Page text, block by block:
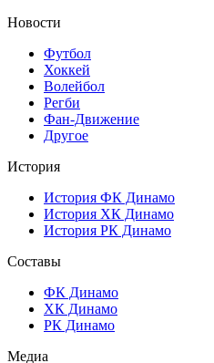
Новости
Футбол
Хоккей
Волейбол
Регби
Фан-Движение
Другое
История
История ФК Динамо
История ХК Динамо
История РК Динамо
Составы
ФК Динамо
ХК Динамо
РК Динамо
Медиа